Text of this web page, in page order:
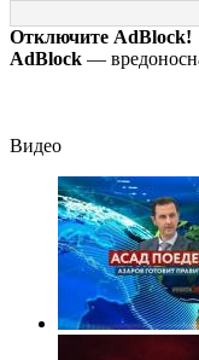
отца: бездействие
против Трампа
Отключите AdBlock!
AdBlock —
Видео